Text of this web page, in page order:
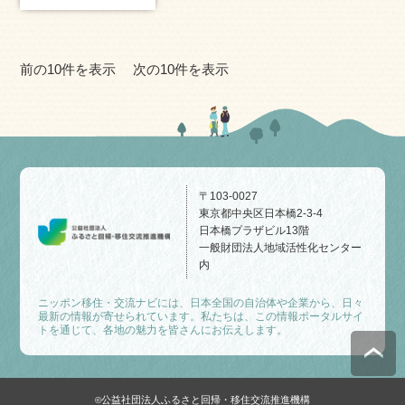
前の10件を表示 次の10件を表示
〒103-0027
東京都中央区日本橋2-3-4
日本橋プラザビル13階
一般財団法人地域活性化センター
内
ニッポン移住・交流ナビには、日本全国の自治体や企業から、日々
最新の情報が寄せられています。私たちは、この情報ポータルサイ
トを通じて、各地の魅力を皆さんにお伝えします。
©公益社団法人ふるさと回帰・移住交流推進機構